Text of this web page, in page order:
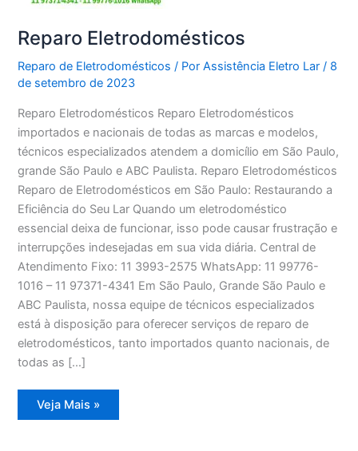
Reparo Eletrodomésticos
Reparo de Eletrodomésticos / PorAssistência Eletro Lar/ 8
de setembro de 2023
Reparo Eletrodomésticos Reparo Eletrodomésticos
importados e nacionais de todas as marcas e modelos,
técnicos especializados atendem a domicílio em São Paulo,
grande São Paulo e ABC Paulista. Reparo Eletrodomésticos
Reparo de Eletrodomésticos em São Paulo: Restaurando a
Eficiência do Seu Lar Quando um eletrodoméstico
essencial deixa de funcionar, isso pode causar frustração e
interrupções indesejadas em sua vida diária. Central de
Atendimento Fixo: 11 3993-2575 WhatsApp: 11 99776-
1016 – 11 97371-4341 Em São Paulo, Grande São Paulo e
ABC Paulista, nossa equipe de técnicos especializados
está à disposição para oferecer serviços de reparo de
eletrodomésticos, tanto importados quanto nacionais, de
todas as […]
Reparo
Eletrodomésticos
Veja Mais »